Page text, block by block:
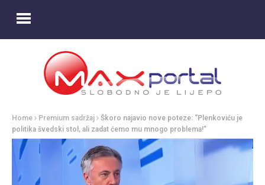
Home Premium sadržaj
Škoro najavio nove poteze: “Plenkoviću je
politika švedski stol, ali zadat ćemo mu mnogo problema!”